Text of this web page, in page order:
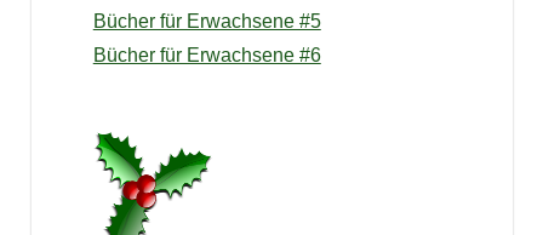
Bücher für Erwachsene #5
Bücher für Erwachsene #6